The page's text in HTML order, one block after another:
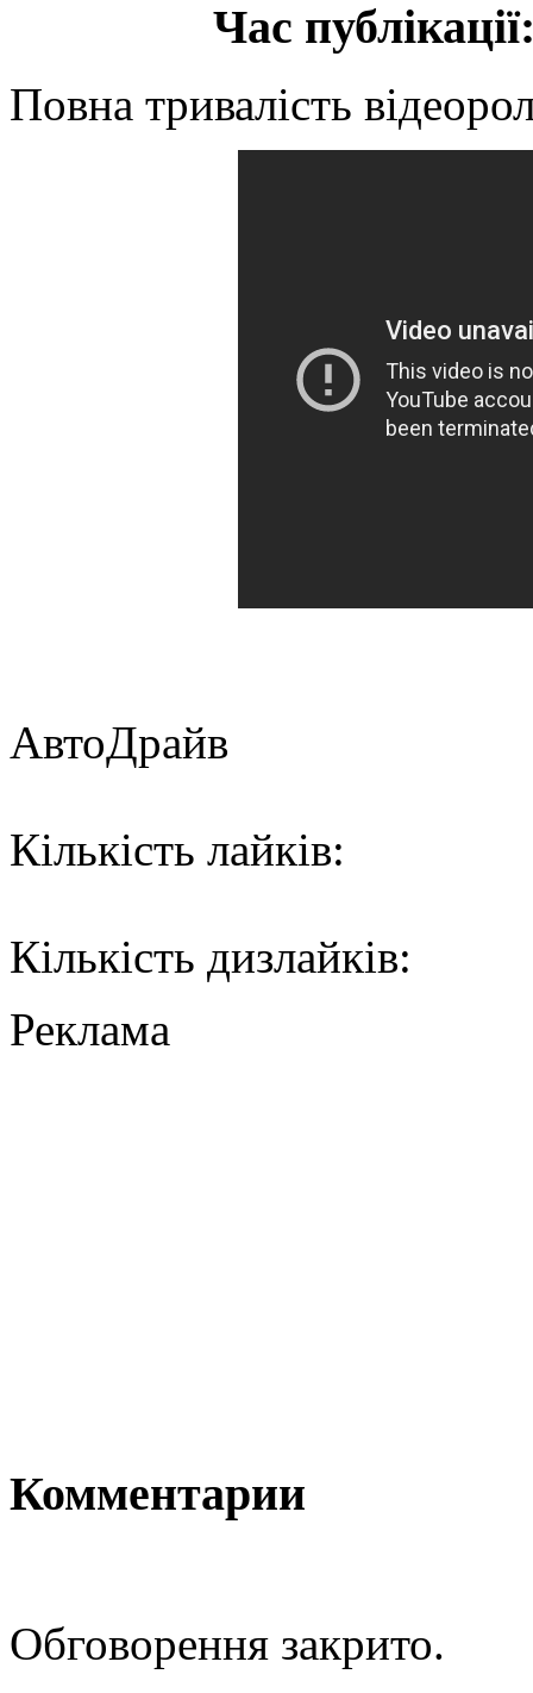
Час
Повна тривалість
АвтоДрайв
Кількість лайків:
Кількість дизлайків:
Реклама
Комментарии
Обговорення закрито.